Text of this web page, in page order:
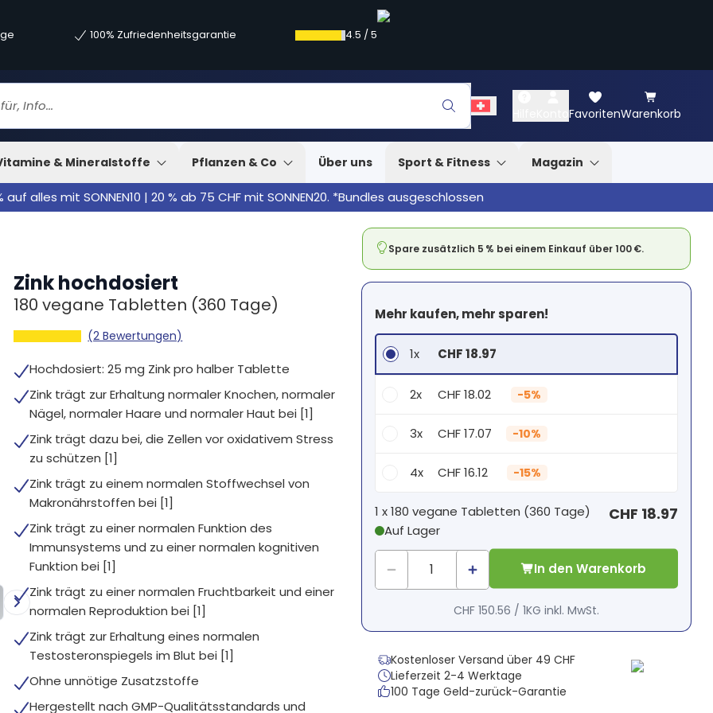
100% Zufriedenheitsgarantie 4.5 /5
FavoritenWarenkorb
& Mineralstoffe Pflanzen & Co Über uns Sport & Fitness Magazin
alles mit SONNEN10 | 20 % ab 75 CHF mit SONNEN20. *Bundles ausgeschlossen
Zink hochdosiert
180 vegane Tabletten (360 Tage)
(2 Bewertungen)
Hochdosiert: 25 mg Zink pro halber Tablette
Zink trägt zur Erhaltung normaler Knochen, normaler
Nägel, normaler Haare und normaler Haut bei [1]
Zink trägt dazu bei, die Zellen vor oxidativem Stress
zu schützen [1]
Zink trägt zu einem normalen Stoffwechsel von
Makronährstoffen bei [1]
Zink trägt zu einer normalen Funktion des
Immunsystems und zu einer normalen kognitiven
Funktion bei [1]
Zink trägt zu einer normalen Fruchtbarkeit und einer
normalen Reproduktion bei [1]
Zink trägt zur Erhaltung eines normalen
Testosteronspiegels im Blut bei [1]
Ohne unnötige Zusatzstoffe
Hergestellt nach GMP-Qualitätsstandards und
Spare zusätzlich 5 % bei einem Einkauf über 100 €.
Mehr kaufen, mehr sparen!
1x CHF 18.97
2x CHF 18.02 -5%
3x CHF 17.07 -10%
4x CHF 16.12 -15%
Dein persönlicher Rabatt
1x CHF 0.00
1 x180 vegane Tabletten (360 Tage)
Auf Lager
CHF 18.97
In den Warenkorb
CHF 150.56 / 1KG inkl. MwSt.
Kostenloser Versand über 49 CHF
Lieferzeit 2-4 Werktage
100 Tage Geld-zurück-Garantie